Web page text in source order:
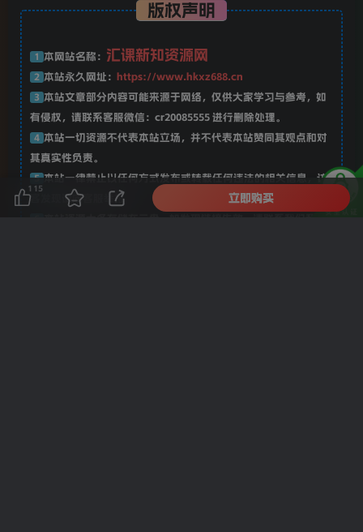
版权声明
1 本网站名称： 汇课新知资源网
2 本站永久网址： https://www.hkxz688.cn
3 本站文章部分内容可能来源于网络，仅供大家学习与参考，如
有侵权，请联系客服微信：cr20085555 进行删除处理。
4 本站一切资源不代表本站立场，并不代表本站赞同其观点和对
其真实性负责。
5 本站一律禁止以任何方式发布或转载任何违法的相关信息，访
客发现请向客服举报
115
立即购买